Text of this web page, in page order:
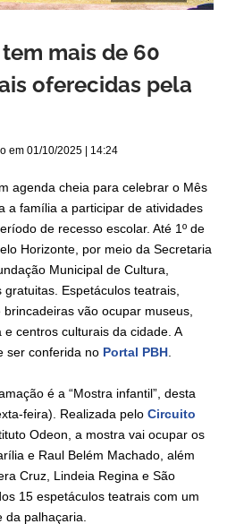
mais de 60
oferecidas pela
em 01/10/2025 | 14:24
agenda cheia para celebrar o Mês
a família a participar de atividades
de recesso escolar. Até 1º de
Horizonte, por meio da Secretaria
Municipal de Cultura,
Espetáculos teatrais,
vão ocupar museus,
centros culturais da cidade. A
ser conferida no Portal PBH.
é a “Mostra infantil”, desta
feira). Realizada pelo Circuito
Odeon, a mostra vai ocupar os
e Raul Belém Machado, além
Cruz, Lindeia Regina e São
15 espetáculos teatrais com um
da palhaçaria.